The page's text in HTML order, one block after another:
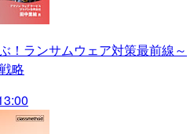
！ランサムウェア対策最前線～
略